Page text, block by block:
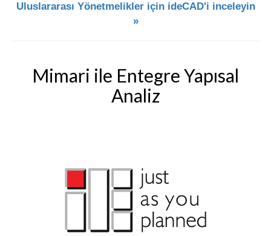
Uluslararası Yönetmelikler için ideCAD'i inceleyin
»
Mimari ile Entegre Yapısal
Analiz